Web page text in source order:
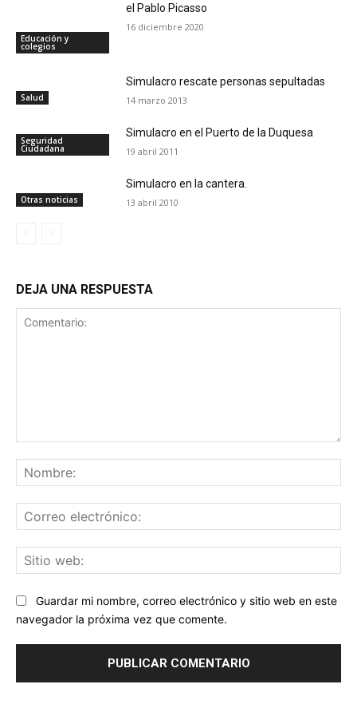
Educación y
colegios
el Pablo Picasso
16 diciembre 2020
Salud
Simulacro rescate personas sepultadas
14 marzo 2013
Seguridad
Ciudadana
Simulacro en el Puerto de la Duquesa
19 abril 2011
Otras noticias
Simulacro en la cantera.
13 abril 2010
DEJA UNA RESPUESTA
Guardar mi nombre, correo electrónico y sitio web en este
navegador la próxima vez que comente.